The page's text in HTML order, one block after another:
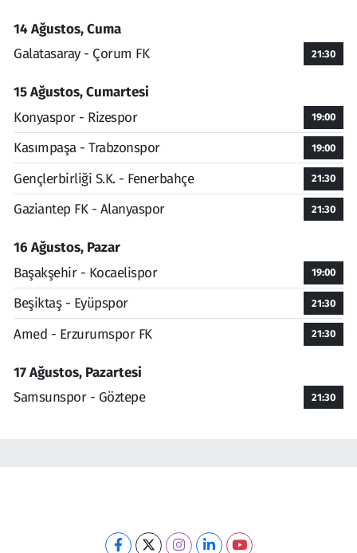
14 Ağustos, Cuma
Galatasaray - Çorum FK
21:30
15 Ağustos, Cumartesi
Konyaspor - Rizespor
19:00
Kasımpaşa - Trabzonspor 19:00
Gençlerbirliği S.K. - Fenerbahçe 21:30
Gaziantep FK - Alanyaspor 21:30
16 Ağustos, Pazar
Başakşehir - Kocaelispor
19:00
Beşiktaş - Eyüpspor 21:30
Amed - Erzurumspor FK 21:30
17 Ağustos, Pazartesi
Samsunspor - Göztepe
21:30